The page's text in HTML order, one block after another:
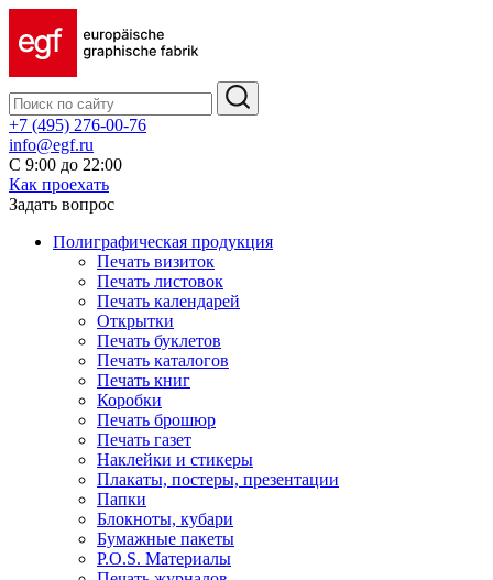
+7 (495) 276-00-76
info@egf.ru
С 9:00 до 22:00
Как проехать
Задать вопрос
Полиграфическая продукция
Печать визиток
Печать листовок
Печать календарей
Открытки
Печать буклетов
Печать каталогов
Печать книг
Коробки
Печать брошюр
Печать газет
Наклейки и стикеры
Плакаты, постеры, презентации
Папки
Блокноты, кубари
Бумажные пакеты
P.O.S. Материалы